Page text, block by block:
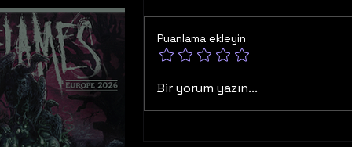
Puanlama ekleyin
Bir yorum yazın...